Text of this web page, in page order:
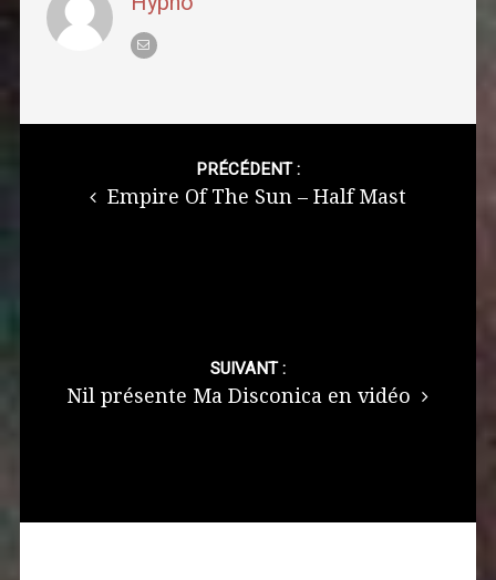
PRÉCÉDENT :
Empire Of The Sun – Half Mast
SUIVANT :
Nil présente Ma Disconica en vidéo